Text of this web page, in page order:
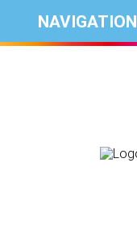
NAVIGATION